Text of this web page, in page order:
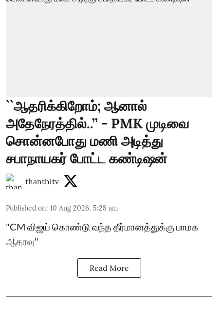
``ஆதரிக்கிறோம்; ஆனால்
அதேநேரத்தில்..’’ - PMK முடிவை
சொன்னபோது மணி அடித்து
சபாநாயகர் போட்ட கண்டிஷன்
thanthitv
Published on: 10 Aug 2026, 5:28 am
"CM விஜய் கொண்டு வந்த தீர்மானத்துக்கு பாமக
ஆதரவு"
Read More